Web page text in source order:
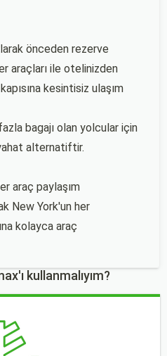
önceden rezerve
araçları ile otelinizden
kesintisiz ulaşım
bagajı olan yolcular için
alternatiftir.
araç paylaşım
New York'un her
kolayca araç
kullanmalıyım?